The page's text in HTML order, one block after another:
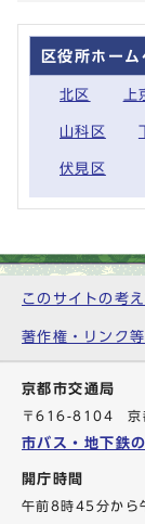
区役所ホーム
北区 上
山科区
伏見区
このサイトの考
著作権・リンク等
京都市交通局
〒616-8104 京
市バス・地下鉄
開庁時間
午前8時45分から